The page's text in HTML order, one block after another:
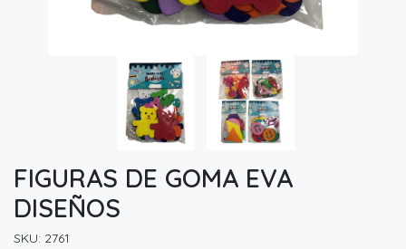
FIGURAS DE GOMA EVA
DISEÑOS
SKU: 2761